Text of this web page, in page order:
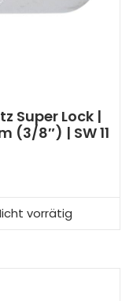
Super Lock |
(3/8″) | SW 11
vorrätig